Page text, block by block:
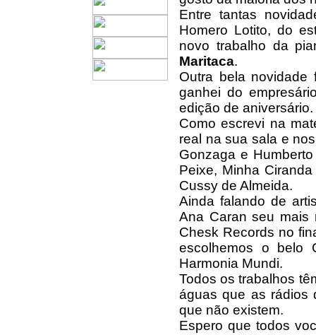
Entre tantas
Homero Lotito, do
novo trabalho da
Maritaca.
Outra bela
ganhei do
edição de aniversário.
Como escrevi na
real na sua sala e
Gonzaga e
Peixe, Minha
Cussy de Almeida.
Ainda falando de
Ana Caran seu mais
Chesk Records no
escolhemos o belo
Harmonia Mundi.
Todos os trabalhos
águas que as rádios
que não existem.
Espero que todos